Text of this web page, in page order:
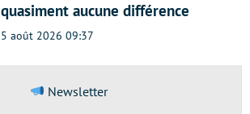
quasiment aucune différence
5 août 2026 09:37
Newsletter